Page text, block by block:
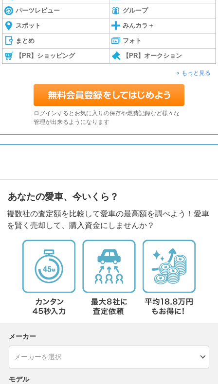
パーツレビュー グループ
スポット みんカラ＋
まとめ フォト
【PR】ショッピング 【PR】オークション
もっと見る
ログインするとお気に入りの保存や燃費記録など様々な
管理が出来るようになります
あなたの愛車、今いくら？
複数社の査定額を比較して愛車の最高額を調べよう！愛車
を賢く売却して、購入資金にしませんか？
メーカー
モデル